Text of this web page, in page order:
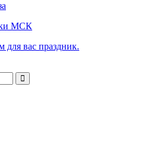
для вас праздник.